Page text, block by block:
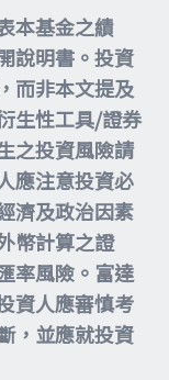
本基金之績
說明書。投資
而非本文提及
生性工具/證券
之投資風險請
應注意投資必
濟及政治因素
幣計算之證
率風險。富達
資人應審慎考
，並應就投資